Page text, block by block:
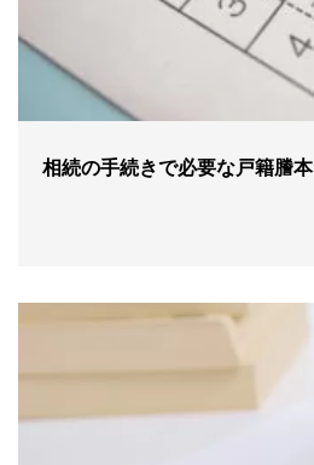
相続の手続きで必要な戸籍謄本